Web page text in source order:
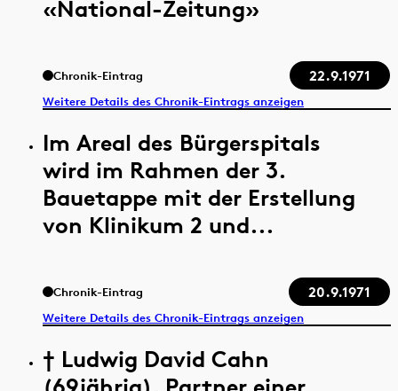
«National-Zeitung»
Chronik-Eintrag 22.9.1971
Weitere Details des Chronik-Eintrags anzeigen
Im Areal des Bürgerspitals
wird im Rahmen der 3.
Bauetappe mit der Erstellung
von Klinikum 2 und...
Chronik-Eintrag 20.9.1971
Weitere Details des Chronik-Eintrags anzeigen
† Ludwig David Cahn